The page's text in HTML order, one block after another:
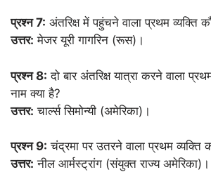
प्रश्न 7: अंतरिक्ष में पहुंचने वाला प्रथम व्यक्ति
उत्तर: मेजर यूरी गागरिन (रूस)।
प्रश्न 8: दो बार अंतरिक्ष यात्रा करने वाला
नाम क्या है?
उत्तर: चार्ल्स सिमोन्यी (अमेरिका)।
प्रश्न 9: चंद्रमा पर उतरने वाला प्रथम व्यक्ति
उत्तर: नील आर्मस्ट्रांग (संयुक्त राज्य अमेरिका)।